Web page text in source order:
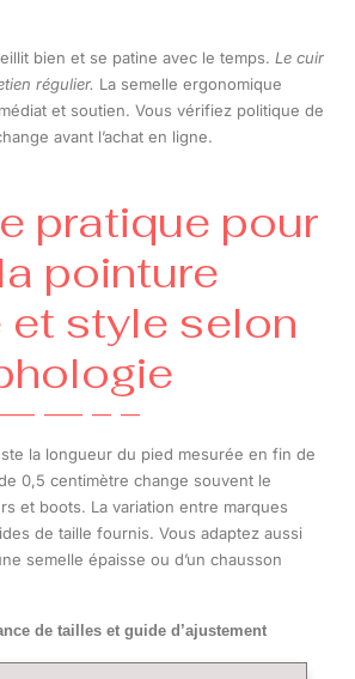
bien et se patine avec le temps. Le cuir
régulier. La semelle ergonomique
et soutien. Vous vérifiez politique de
avant l’achat en ligne.
pratique pour
pointure
et style selon
la longueur du pied mesurée en fin de
0,5 centimètre change souvent le
et boots. La variation entre marques
de taille fournis. Vous adaptez aussi
semelle épaisse ou d’un chausson
de tailles et guide d’ajustement